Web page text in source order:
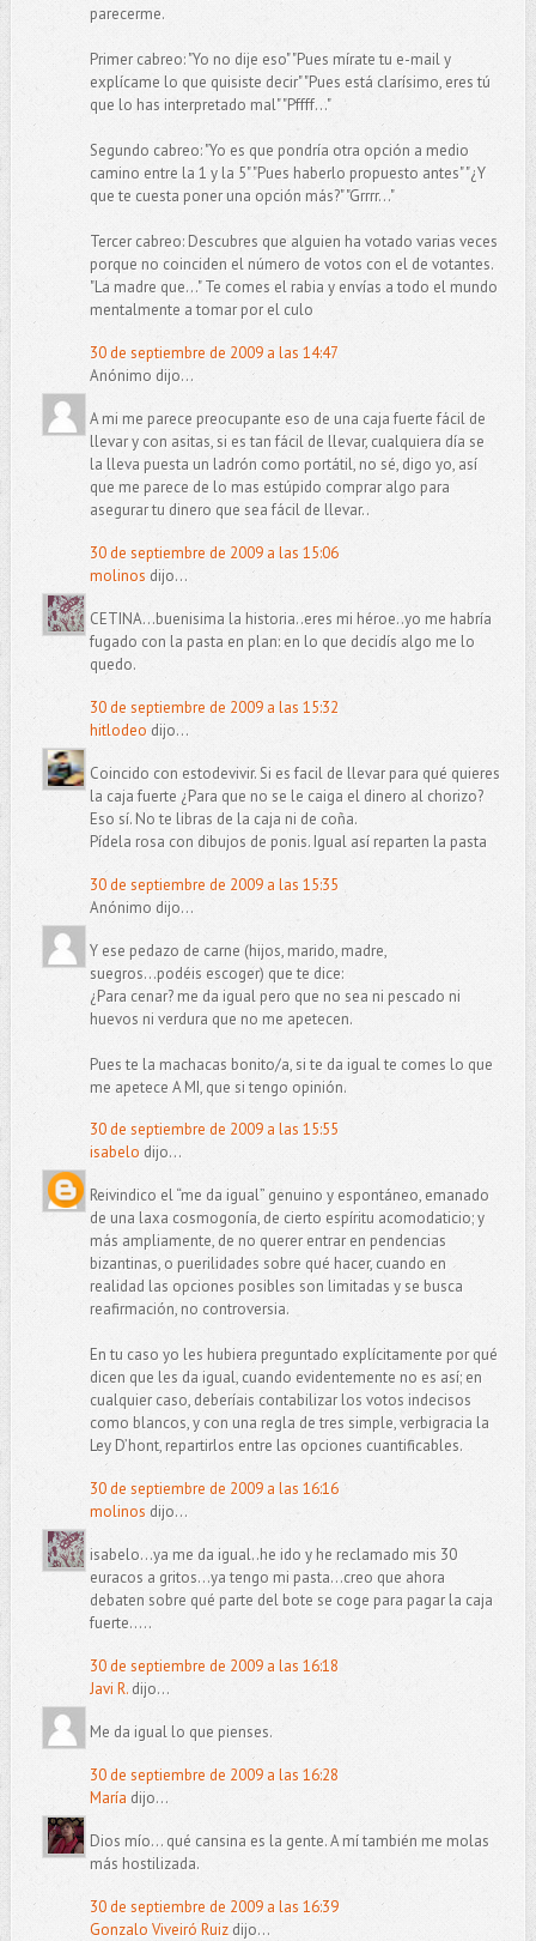
parecerme.
Primer cabreo: "Yo no dije eso" "Pues mírate tu e-mail y
explícame lo que quisiste decir" "Pues está clarísimo, eres tú
que lo has interpretado mal" "Pffff..."
Segundo cabreo: "Yo es que pondría otra opción a medio
camino entre la 1 y la 5" "Pues haberlo propuesto antes" "¿Y
que te cuesta poner una opción más?" "Grrrr..."
Tercer cabreo: Descubres que alguien ha votado varias veces
porque no coinciden el número de votos con el de votantes.
"La madre que..." Te comes el rabia y envías a todo el mundo
mentalmente a tomar por el culo
30 de septiembre de 2009 a las 14:47
Anónimo dijo...
A mi me parece preocupante eso de una caja fuerte fácil de
llevar y con asitas, si es tan fácil de llevar, cualquiera día se
la lleva puesta un ladrón como portátil, no sé, digo yo, así
que me parece de lo mas estúpido comprar algo para
asegurar tu dinero que sea fácil de llevar..
30 de septiembre de 2009 a las 15:06
molinos dijo...
CETINA...buenisima la historia..eres mi héroe..yo me habría
fugado con la pasta en plan: en lo que decidís algo me lo
quedo.
30 de septiembre de 2009 a las 15:32
hitlodeo dijo...
Coincido con estodevivir. Si es facil de llevar para qué quieres
la caja fuerte ¿Para que no se le caiga el dinero al chorizo?
Eso sí. No te libras de la caja ni de coña.
Pídela rosa con dibujos de ponis. Igual así reparten la pasta
30 de septiembre de 2009 a las 15:35
Anónimo dijo...
Y ese pedazo de carne (hijos, marido, madre,
suegros...podéis escoger) que te dice:
¿Para cenar? me da igual pero que no sea ni pescado ni
huevos ni verdura que no me apetecen.
Pues te la machacas bonito/a, si te da igual te comes lo que
me apetece A MI, que si tengo opinión.
30 de septiembre de 2009 a las 15:55
isabelo dijo...
Reivindico el “me da igual” genuino y espontáneo, emanado
de una laxa cosmogonía, de cierto espíritu acomodaticio; y
más ampliamente, de no querer entrar en pendencias
bizantinas, o puerilidades sobre qué hacer, cuando en
realidad las opciones posibles son limitadas y se busca
reafirmación, no controversia.
En tu caso yo les hubiera preguntado explícitamente por qué
dicen que les da igual, cuando evidentemente no es así; en
cualquier caso, deberíais contabilizar los votos indecisos
como blancos, y con una regla de tres simple, verbigracia la
Ley D’hont, repartirlos entre las opciones cuantificables.
30 de septiembre de 2009 a las 16:16
molinos dijo...
isabelo...ya me da igual..he ido y he reclamado mis 30
euracos a gritos...ya tengo mi pasta...creo que ahora
debaten sobre qué parte del bote se coge para pagar la caja
fuerte.....
30 de septiembre de 2009 a las 16:18
Javi R.dijo...
Me da igual lo que pienses.
30 de septiembre de 2009 a las 16:28
María dijo...
Dios mío... qué cansina es la gente. A mí también me molas
más hostilizada.
30 de septiembre de 2009 a las 16:39
Gonzalo Viveiró Ruizdijo...